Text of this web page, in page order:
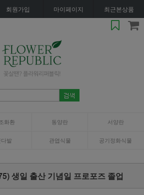
회원가입 마이페이지 최근본상품
화환 동양란 서양란
다발 관엽식물 공기정화식물
생일 출산 기념일 프로포즈 졸업